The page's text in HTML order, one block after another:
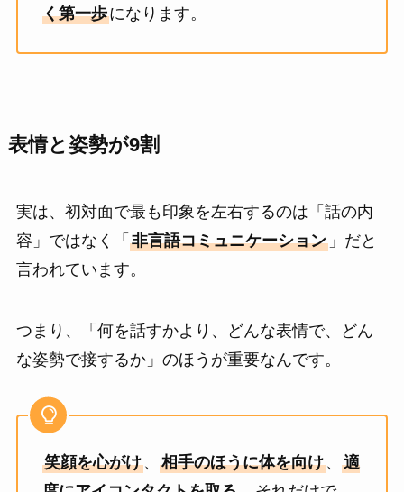
く第一歩になります。
表情と姿勢が9割
実は、初対面で最も印象を左右するのは「話の内
容」ではなく「 非言語コミュニケーション」だと
言われています。
つまり、「何を話すかより、どんな表情で、どん
な姿勢で接するか」のほうが重要なんです。
笑顔を心がけ、 相手のほうに体を向け、 適